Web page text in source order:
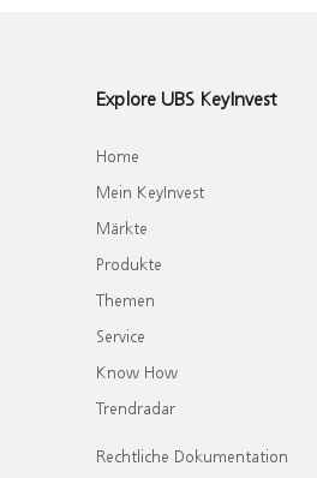
Explore UBS KeyInvest
Home
Mein KeyInvest
Märkte
Produkte
Themen
Service
Know How
Trendradar
Rechtliche Dokumentation